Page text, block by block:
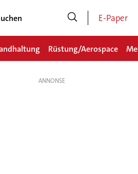
E-Paper
Rüstung/Aerospace